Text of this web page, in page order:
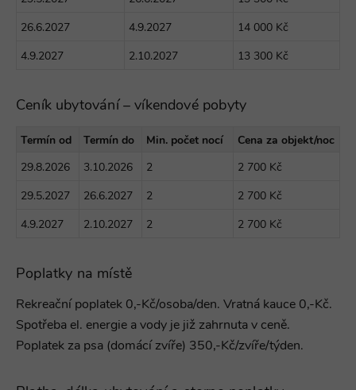
26.6.2027 4.9.2027 14 000 Kč
4.9.2027 2.10.2027 13 300 Kč
Ceník ubytování – víkendové pobyty
Termín od Termín do Min. počet nocí Cena za objekt/noc
29.8.2026 3.10.2026 2 2 700 Kč
29.5.2027 26.6.2027 2 2 700 Kč
4.9.2027 2.10.2027 2 2 700 Kč
Poplatky na místě
Rekreační poplatek 0,-Kč/osoba/den. Vratná kauce 0,-Kč.
Spotřeba el. energie a vody je již zahrnuta v ceně.
Poplatek za psa (domácí zvíře) 350,-Kč/zvíře/týden.